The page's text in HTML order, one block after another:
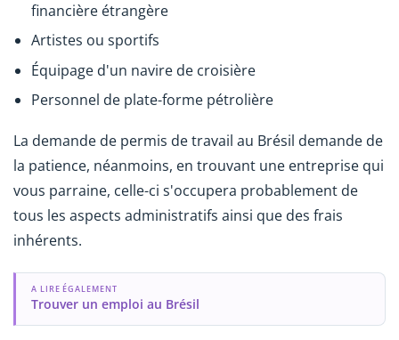
financière étrangère
Artistes ou sportifs
Équipage d'un navire de croisière
Personnel de plate-forme pétrolière
La demande de permis de travail au Brésil demande de
la patience, néanmoins, en trouvant une entreprise qui
vous parraine, celle-ci s'occupera probablement de
tous les aspects administratifs ainsi que des frais
inhérents.
A LIRE ÉGALEMENT
Trouver un emploi au Brésil